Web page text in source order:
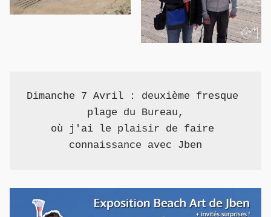
Dimanche 7 Avril : deuxième fresque
plage du Bureau,
où j'ai le plaisir de faire
connaissance avec Jben